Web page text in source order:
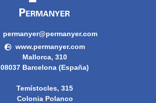
permanyer@permanyer.com
www.permanyer.com
Mallorca, 310
08037 Barcelona (España)
Temístocles, 315
Colonia Polanco